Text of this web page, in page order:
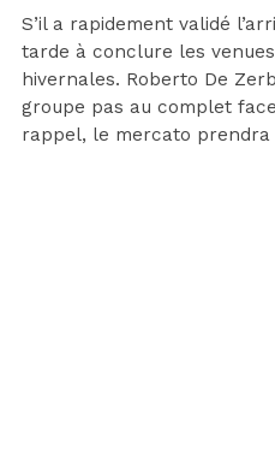
S’il a rapidement validé
tarde à conclure les
hivernales. Roberto De
groupe pas au complet
rappel, le mercato